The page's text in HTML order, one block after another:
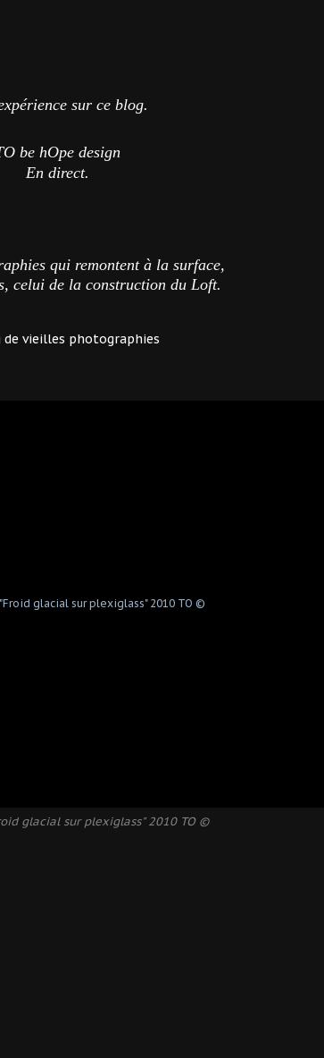
sur ce blog.
be hOpe design
En direct.
qui remontent à la surface,
celui de la construction du Loft.
de vieilles photographies
glacial sur plexiglass" 2010 TO ©